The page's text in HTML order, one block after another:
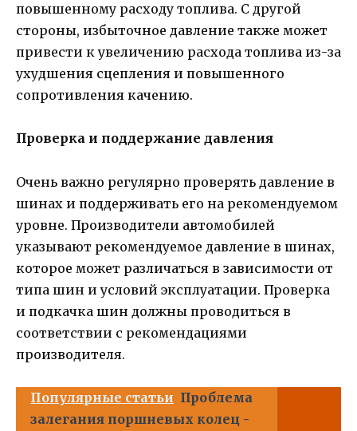
повышенному расходу топлива. С другой
стороны, избыточное давление также может
привести к увеличению расхода топлива из-за
ухудшения сцепления и повышенного
сопротивления качению.
Проверка и поддержание давления
Очень важно регулярно проверять давление в
шинах и поддерживать его на рекомендуемом
уровне. Производители автомобилей
указывают рекомендуемое давление в шинах,
которое может различаться в зависимости от
типа шин и условий эксплуатации. Проверка
и подкачка шин должны проводиться в
соответствии с рекомендациями
производителя.
Популярные статьи Проблема
залегания поршневых колец -